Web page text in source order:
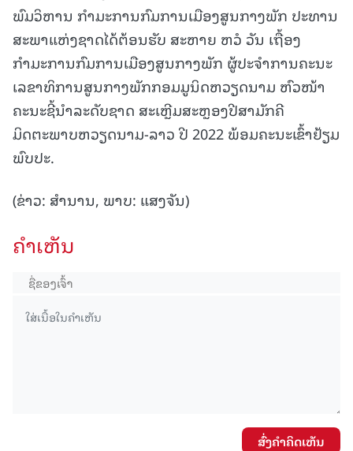
ພົມວິຫານ ກຳມະການກົມການເມືອງສູນກາງພັກ ປະທານ
ສະພາແຫ່ງຊາດໄດ້ຕ້ອນຮັບ ສະຫາຍ ຫວໍ ວັນ ເຖື້ອງ
ກຳມະການກົມການເມືອງສູນກາງພັກ ຜູ້ປະຈຳການຄະນະ
ເລຂາທິການສູນກາງພັກກອມມູນິດຫວຽດນາມ ຫົວໜ້າ
ຄະນະຊີ້ນຳລະດັບຊາດ ສະເຫຼີມສະຫຼອງປີສາມັກຄີ
ມິດຕະພາບຫວຽດນາມ-ລາວ ປີ 2022 ພ້ອມຄະນະເຂົ້າຢ້ຽມ
ພົບປະ.
(ຂ່າວ: ສຳນານ, ພາບ: ແສງຈັນ)
ຄໍາເຫັນ
ສົ່ງຄໍາຄິດເຫັນ